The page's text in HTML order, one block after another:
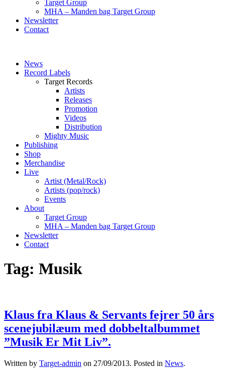
Target Group
MHA – Manden bag Target Group
Newsletter
Contact
News
Record Labels
Target Records
Artists
Releases
Promotion
Videos
Distribution
Mighty Music
Publishing
Shop
Merchandise
Live
Artist (Metal/Rock)
Artists (pop/rock)
Events
About
Target Group
MHA – Manden bag Target Group
Newsletter
Contact
Tag: Musik
Klaus fra Klaus & Servants fejrer 50 års
scenejubilæum med dobbeltalbummet
”Musik Er Mit Liv”.
Written by Target-admin on 27/09/2013. Posted in News.